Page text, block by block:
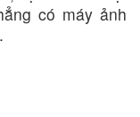
có máy ảnh